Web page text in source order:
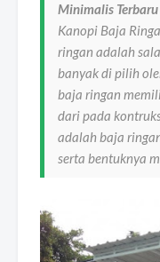
Minimalis Terbaru
Kanopi Baja
ringan adalah
banyak di pilih
baja ringan
dari pada
adalah baja
serta bentuknya